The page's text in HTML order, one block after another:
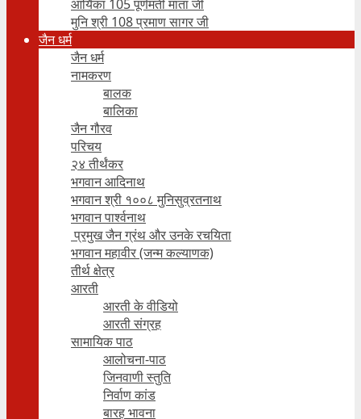
आर्यिका 105 पूर्णमती माता जी
मुनि श्री 108 प्रमाण सागर जी
जैन धर्म
जैन धर्म
नामकरण
बालक
बालिका
जैन गौरव
परिचय
२४ तीर्थंकर
भगवान आदिनाथ
भगवान श्री १००८ मुनिसुव्रतनाथ
भगवान पार्श्वनाथ
प्रमुख जैन ग्रंथ और उनके रचयिता
भगवान महावीर (जन्म कल्याणक)
तीर्थ क्षेत्र
आरती
आरती के वीडियो
आरती संग्रह
सामायिक पाठ
आलोचना-पाठ
जिनवाणी स्तुति
निर्वाण कांड
बारह भावना